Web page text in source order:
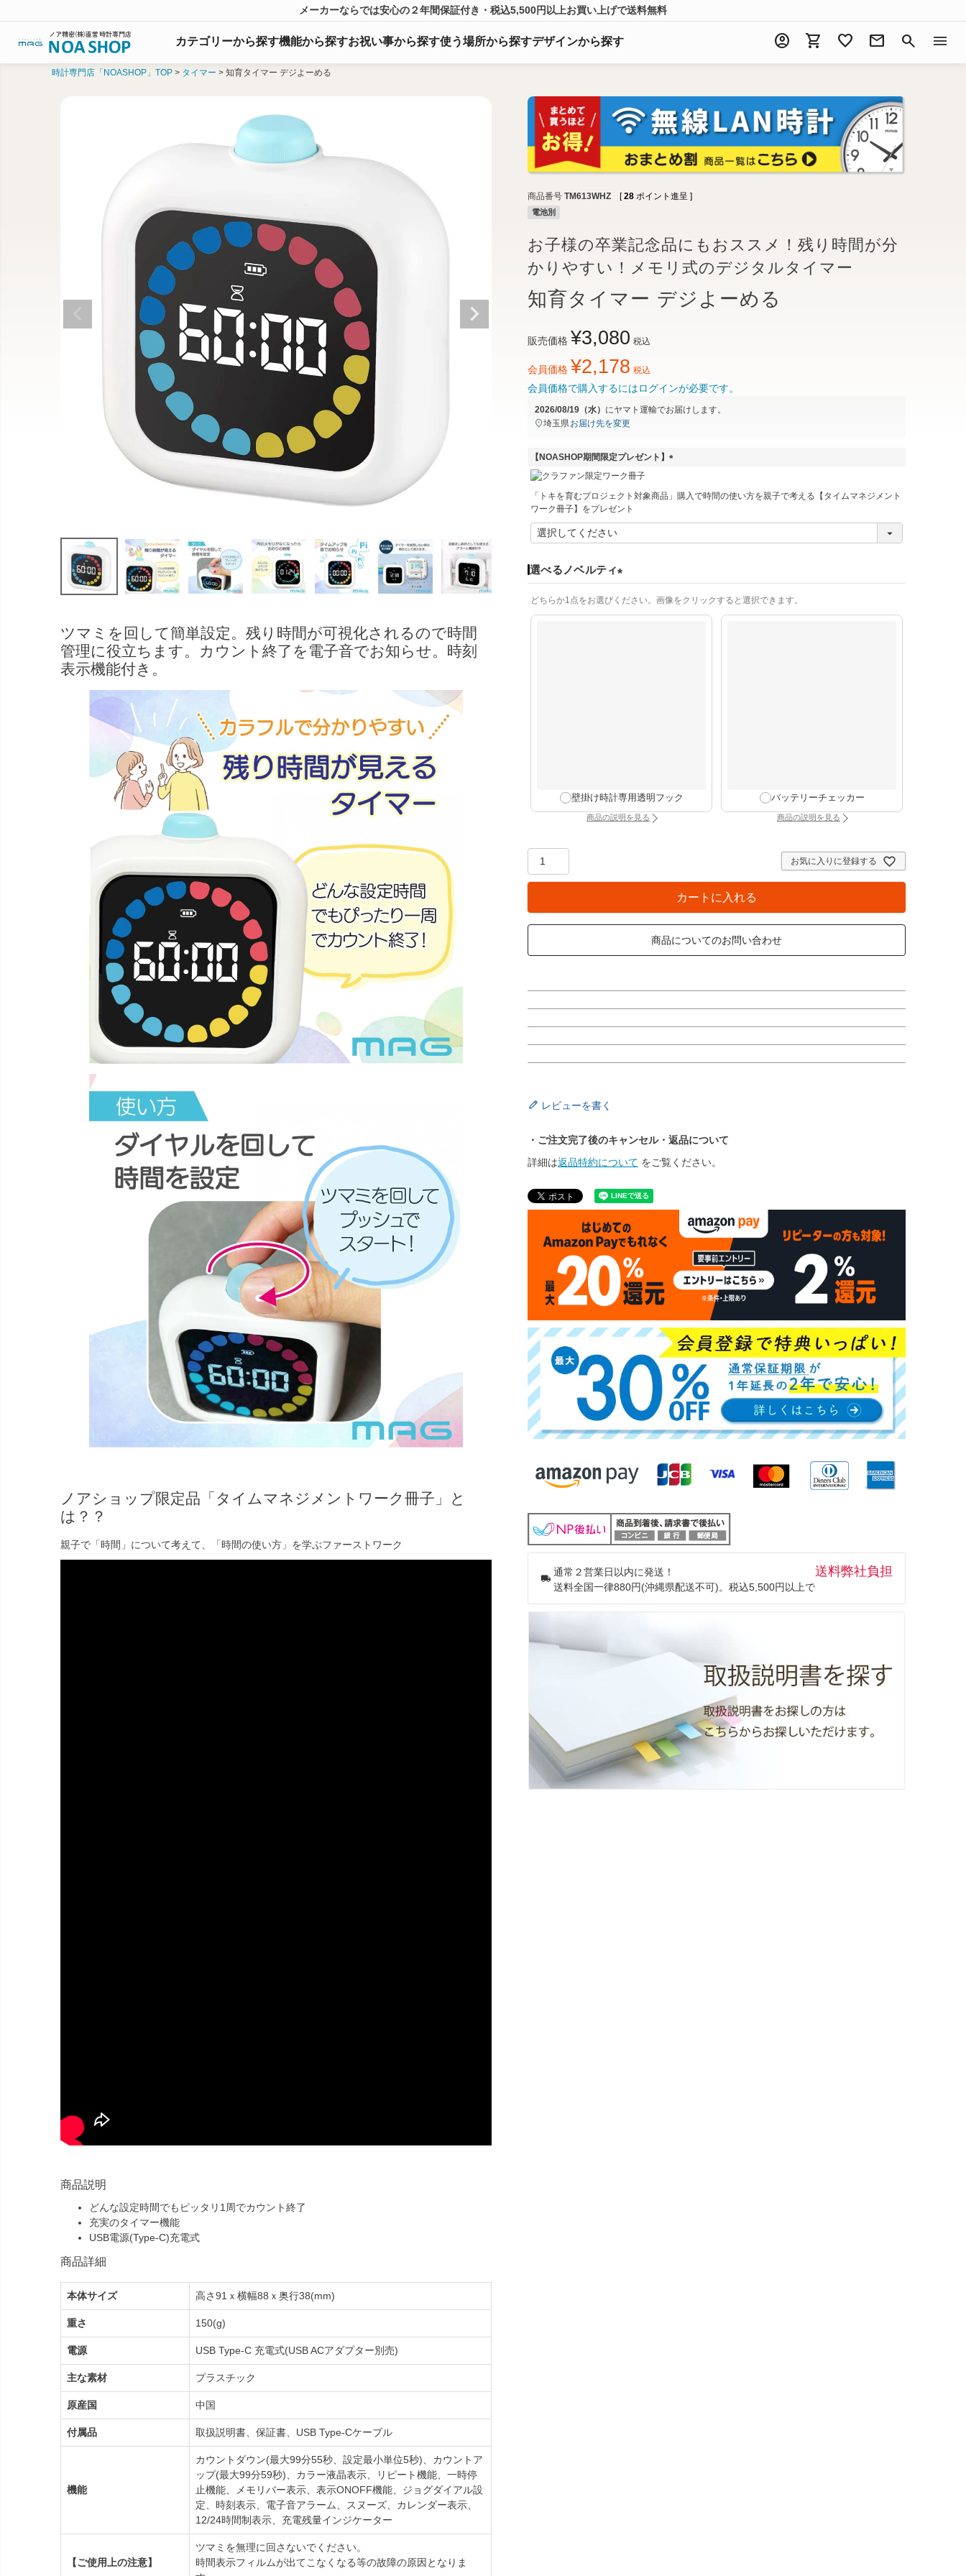
メーカーならでは安心の２年間保証付き・税込5,500円以上お買い上げで送料無料
カテゴリーから探す機能から探すお祝い事から探す使う場所から探すデザインから探す account_circle shopping_cart favorite mail search menu
時計専門店「NOASHOP」TOP タイマー 知育タイマー デジよーめる
ツマミを回して簡単設定。残り時間が可視化されるので時間
管理に役立ちます。カウント終了を電子音でお知らせ。時刻
表示機能付き。
ノアショップ限定品「タイムマネジメントワーク冊子」と
は？？
親子で「時間」について考えて、「時間の使い方」を学ぶファーストワーク
商品説明
どんな設定時間でもピッタリ1周でカウント終了
充実のタイマー機能
USB電源(Type-C)充電式
商品詳細
本体サイズ 高さ91ｘ横幅88ｘ奥行38(mm)
重さ 150(g)
電源 USB Type-C 充電式(USB ACアダプター別売)
主な素材 プラスチック
原産国 中国
付属品 取扱説明書、保証書、USB Type-Cケーブル
機能
カウントダウン(最大99分55秒、設定最小単位5秒)、カウントア
ップ(最大99分59秒)、カラー液晶表示、リピート機能、一時停
止機能、メモリバー表示、表示ONOFF機能、ジョグダイアル設
定、時刻表示、電子音アラーム、スヌーズ、カレンダー表示、
12/24時間制表示、充電残量インジケーター
【ご使用上の注意】
ツマミを無理に回さないでください。
時間表示フィルムが出てこなくなる等の故障の原因となりま
商品番号 TM613WHZ [ 28 ポイント進呈 ]
電池別
お子様の卒業記念品にもおススメ！残り時間が分
かりやすい！メモリ式のデジタルタイマー
知育タイマー デジよーめる
販売価格 ¥3,080 税込
会員価格 ¥2,178 税込
会員価格で購入するにはログインが必要です。
2026/08/19（水） にヤマト運輸でお届けします。
埼玉県お届け先を変更
【NOASHOP期間限定プレゼント】
須
「トキを育むプロジェクト対象商品」購入で時間の使い方を親子で考える【タイムマネジメント
ワーク冊子】をプレゼント
選べるノベルティ
必
どちらか1点をお選びください。画像をクリックすると選択できます。
壁掛け時計専用透明フック
商品の説明を見る：壁掛け時計専用透明フック（別タブで開きます）
バッテリーチェッカー
商品の説明を見る：バッテリーチェッカー（別タブで開きま
お気に入りに登録する
カートに入れる
商品についてのお問い合わせ
レビューを書く
・ご注文完了後のキャンセル・返品について
詳細は返品特約について をご覧ください。
通常２営業日以内に発送！
送料全国一律880円(沖縄県配送不可)。税込5,500円以上で
送料弊社負担